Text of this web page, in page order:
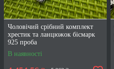
Чоловічий срібний комплект
хрестик та ланцюжок бісмарк
925 проба
В наявності